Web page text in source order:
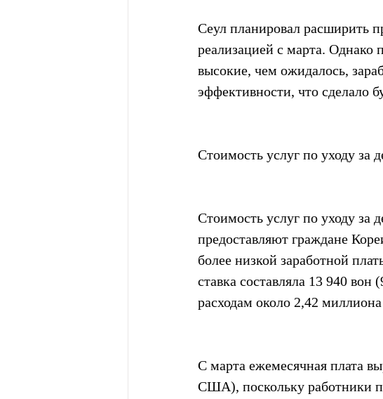
Сеул планировал расширить
реализацией с марта. Однако
высокие, чем ожидалось,
эффективности, что сделало
Стоимость услуг по уходу за
Стоимость услуг по уходу за
предоставляют граждане
более низкой заработной
ставка составляла 13 940
расходам около 2,42
С марта ежемесячная плата
США), поскольку работники